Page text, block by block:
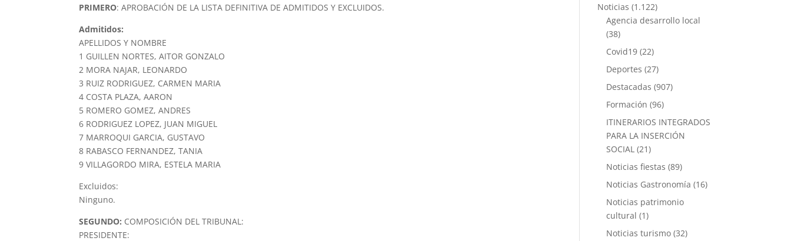
PRIMERO: APROBACIÓN DE LA LISTA DEFINITIVA DE ADMITIDOS Y EXCLUIDOS.
Admitidos:
APELLIDOS Y NOMBRE
1 GUILLEN NORTES, AITOR GONZALO
2 MORA NAJAR, LEONARDO
3 RUIZ RODRIGUEZ, CARMEN MARIA
4 COSTA PLAZA, AARON
5 ROMERO GOMEZ, ANDRES
6 RODRIGUEZ LOPEZ, JUAN MIGUEL
7 MARROQUI GARCIA, GUSTAVO
8 RABASCO FERNANDEZ, TANIA
9 VILLAGORDO MIRA, ESTELA MARIA
Excluidos:
Ninguno.
SEGUNDO: COMPOSICIÓN DEL TRIBUNAL:
PRESIDENTE:
Noticias (1.122)
Agencia desarrollo local
(38)
Covid19 (22)
Deportes (27)
Destacadas (907)
Formación (96)
ITINERARIOS INTEGRADOS
PARA LA INSERCIÓN
SOCIAL (21)
Noticias fiestas (89)
Noticias Gastronomía (16)
Noticias patrimonio
cultural (1)
Noticias turismo (32)